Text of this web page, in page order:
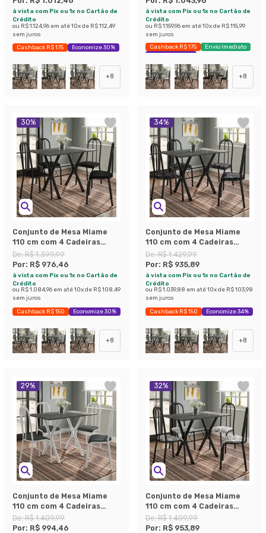
à vista com Pix ou 1x no Cartão de
Crédito
ou R$ 1.124,96 em até10x de R$ 112,49
sem juros
Cashback R$ 175 Economize 30%
+8
à vista com Pix ou 1x no Cartão de
Crédito
ou R$ 1.159,96 em até10x de R$ 115,99
sem juros
Cashback R$ 175
Envio Imediato
Economize 29%
+8
30%
Conjunto de Mesa Miame
110 cm com 4 Cadeiras
Madri Preto e Preto Liso
De:R$ 1.399,99
Por: R$ 976,46
à vista com Pix ou 1x no Cartão de
Crédito
ou R$ 1.084,96 em até10x de R$ 108,49
sem juros
Cashback R$ 150 Economize 30%
+8
34%
Conjunto de Mesa Miame
110 cm com 4 Cadeiras
Madri Preto e Preto Floral
De:R$ 1.429,99
Por: R$ 935,89
à vista com Pix ou 1x no Cartão de
Crédito
ou R$ 1.039,88 em até10x de R$ 103,98
sem juros
Cashback R$ 150 Economize 34%
+8
29%
Conjunto de Mesa Miame
110 cm com 4 Cadeiras
Madri Branco e Mesclado
Petróleo
De:R$ 1.409,99
Por: R$ 994,46
32%
Conjunto de Mesa Miame
110 cm com 4 Cadeiras
Madri Preto e Branco Floral
De:R$ 1.409,99
Por: R$ 953,89